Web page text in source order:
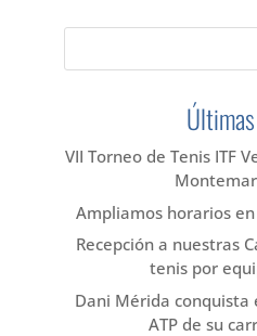
VII Torneo de Tenis ITF
Montemar
Ampliamos horarios
Recepción a nuestras
tenis por
Dani Mérida
ATP de su